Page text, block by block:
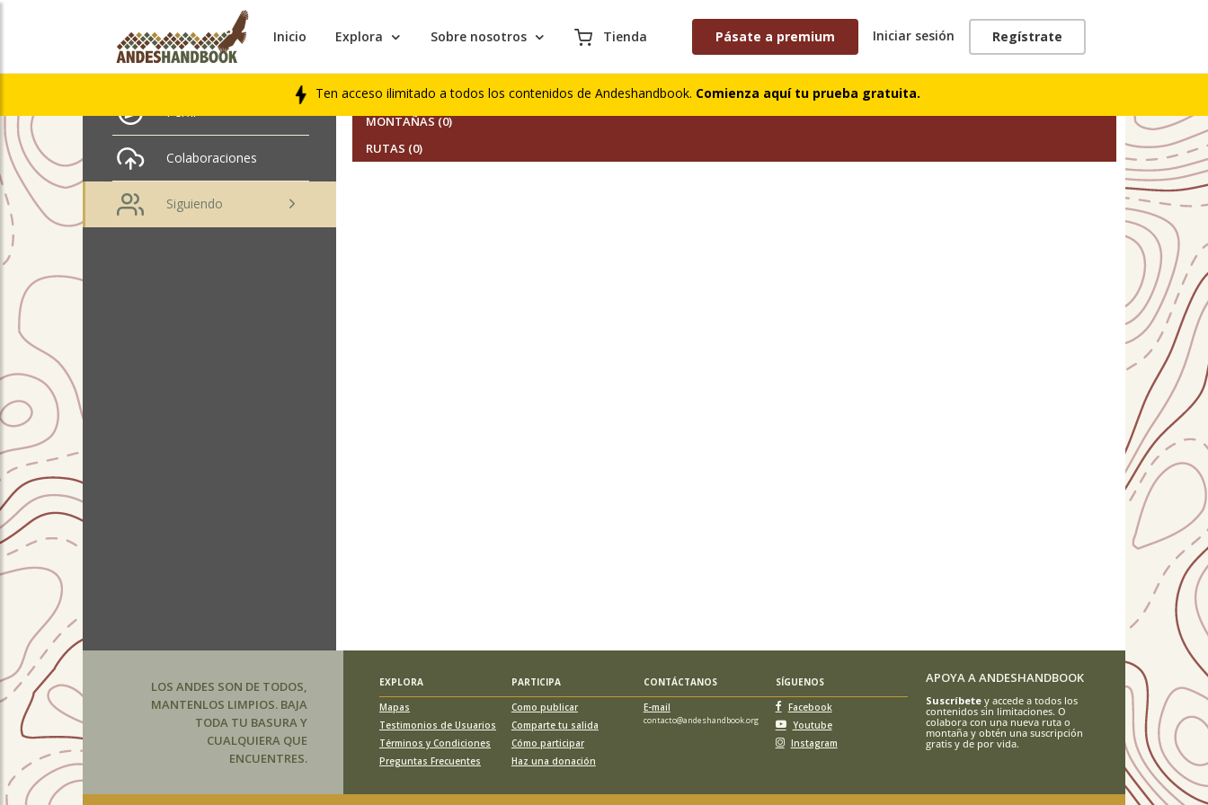
Inicio Explora Sobre nosotros Tienda Pásate a premium Iniciar sesión Regístrate
Ten acceso ilimitado a todos los contenidos de Andeshandbook. Comienza aquí tu prueba gratuita.
Victoria Rozas
Perfil
Colaboraciones
Siguiendo
AMIGOS (0)
SEGUIDORES (0)
MONTAÑAS (0)
RUTAS (0)
LOS ANDES SON DE TODOS,
MANTENLOS LIMPIOS. BAJA
TODA TU BASURA Y
CUALQUIERA QUE
ENCUENTRES.
EXPLORA PARTICIPA CONTÁCTANOS
SÍGUENOS
Mapas
Testimonios de Usuarios
Términos y Condiciones
Preguntas Frecuentes
Como publicar
Comparte tu salida
Cómo participar
Haz una donación
E-mail
contacto@andeshandbook.org
Facebook
Youtube
Instagram
APOYA A ANDESHANDBOOK
Suscríbetey accede a todos los
contenidos sin limitaciones. O
colabora con una nueva ruta o
montaña y obtén una suscripción
gratis y de por vida.